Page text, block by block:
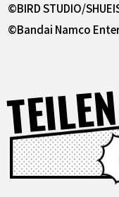
©BIRD STUDIO/
©Bandai Namco
TEILEN